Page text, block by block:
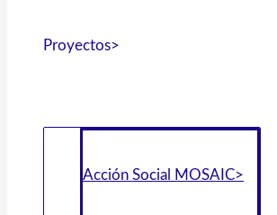
Proyectos>
Acción Social MOSAIC>